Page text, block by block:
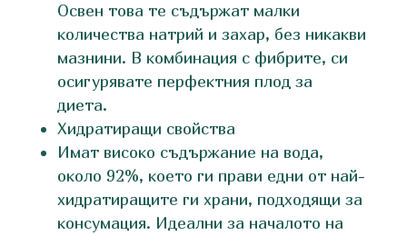
Освен това те съдържат малки
количества натрий и захар, без никакви
мазнини. В комбинация с фибрите, си
осигурявате перфектния плод за
диета.
Хидратиращи свойства
Имат високо съдържание на вода,
около 92%, което ги прави едни от най-
хидратиращите ги храни, подходящи за
консумация. Идеални за началото на